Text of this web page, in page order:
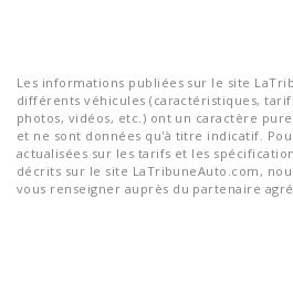
Les informations publiées sur le site
différents véhicules (caractéristiques,
photos, vidéos, etc.) ont un caractère
et ne sont données qu'à titre indicatif.
actualisées sur les tarifs et les
décrits sur le site LaTribuneAuto.com,
vous renseigner auprès du partenaire